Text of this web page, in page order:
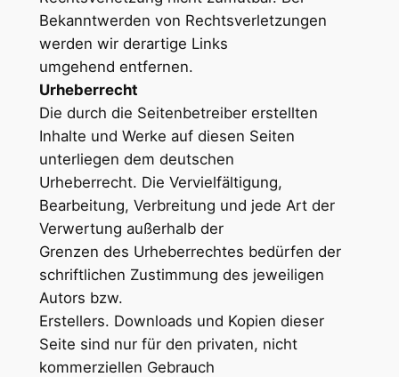
Bekanntwerden von Rechtsverletzungen
werden wir derartige Links
umgehend entfernen.
Urheberrecht
Die durch die Seitenbetreiber erstellten
Inhalte und Werke auf diesen Seiten
unterliegen dem deutschen
Urheberrecht. Die Vervielfältigung,
Bearbeitung, Verbreitung und jede Art der
Verwertung außerhalb der
Grenzen des Urheberrechtes bedürfen der
schriftlichen Zustimmung des jeweiligen
Autors bzw.
Erstellers. Downloads und Kopien dieser
Seite sind nur für den privaten, nicht
kommerziellen Gebrauch